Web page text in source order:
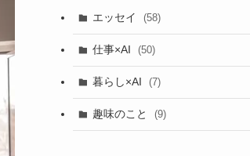
エッセイ (58)
仕事×AI (50)
暮らし×AI (7)
趣味のこと (9)